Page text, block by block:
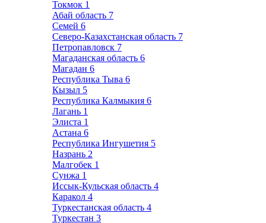
Токмок 1
Абай область 7
Семей 6
Северо-Казахстанская область 7
Петропавловск 7
Магаданская область 6
Магадан 6
Республика Тыва 6
Кызыл 5
Республика Калмыкия 6
Лагань 1
Элиста 1
Астана 6
Республика Ингушетия 5
Назрань 2
Малгобек 1
Сунжа 1
Иссык-Кульская область 4
Каракол 4
Туркестанская область 4
Туркестан 3